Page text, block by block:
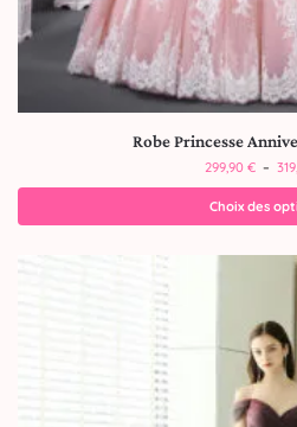
Robe Princesse
299,90 € –
Choix des